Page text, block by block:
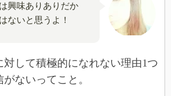
興味ありありだか
ないと思うよ！
して積極的になれない理由1つ
ないってこと。